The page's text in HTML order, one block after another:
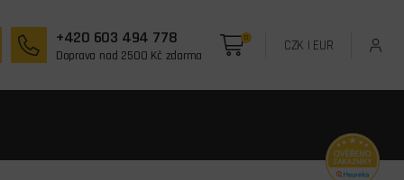
+420 603 494 778
Doprava nad 2500 Kč zdarma
0 CZK | EUR